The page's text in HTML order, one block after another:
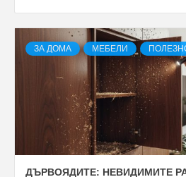
ЗА ДОМА МЕБЕЛИ
ДЪРВОЯДИТЕ: НЕВИДИМИТЕ